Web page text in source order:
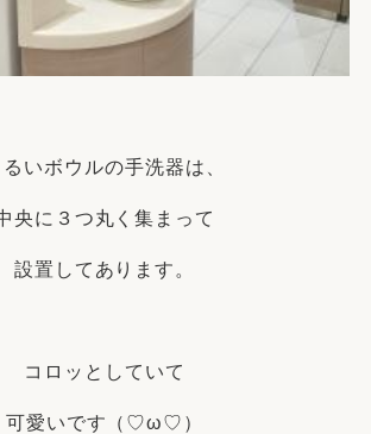
るいボウルの手洗器は、
央に３つ丸く集まって
設置してあります。
コロッとしていて
可愛いです（♡ω♡）